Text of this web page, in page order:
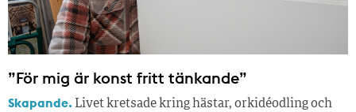
”För mig är konst fritt tänkande”
Skapande. Livet kretsade kring hästar, orkidéodling och